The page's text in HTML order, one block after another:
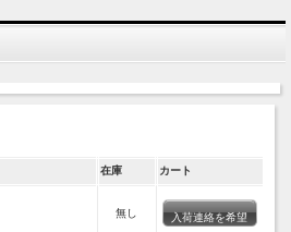
在庫 カート
無し 入荷連絡を希望